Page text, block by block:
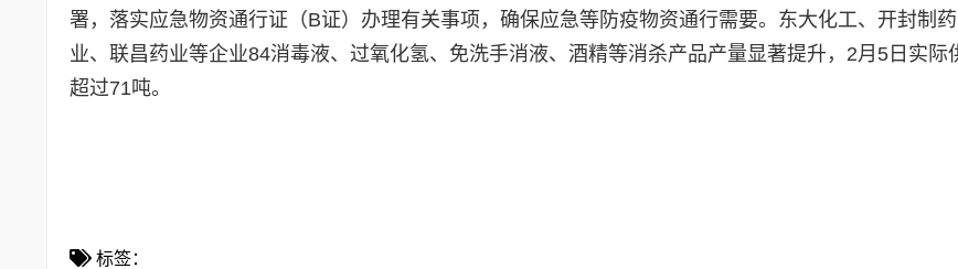
署，落实应急物资通行证（B证）办理有关事项，确保应急等防疫物资通行需要。东大化工、开封制
业、联昌药业等企业84消毒液、过氧化氢、免洗手消液、酒精等消杀产品产量显著提升，2月5日实际
超过71吨。
标签：